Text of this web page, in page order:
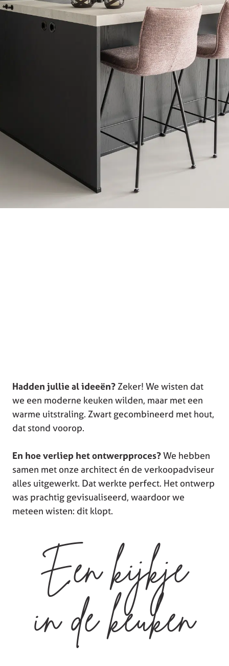
Hadden jullie al ideeën?Zeker! We wisten dat
we een moderne keuken wilden, maar met een
warme uitstraling. Zwart gecombineerd met hout,
dat stond voorop.
En hoe verliep het ontwerpproces?We hebben
samen met onze architect én de verkoopadviseur
alles uitgewerkt. Dat werkte perfect. Het ontwerp
was prachtig gevisualiseerd, waardoor we
meteen wisten: dit klopt.
Een kijkje
in de keuken